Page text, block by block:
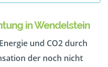
in Wendelstein
und CO2 durch
der noch nicht